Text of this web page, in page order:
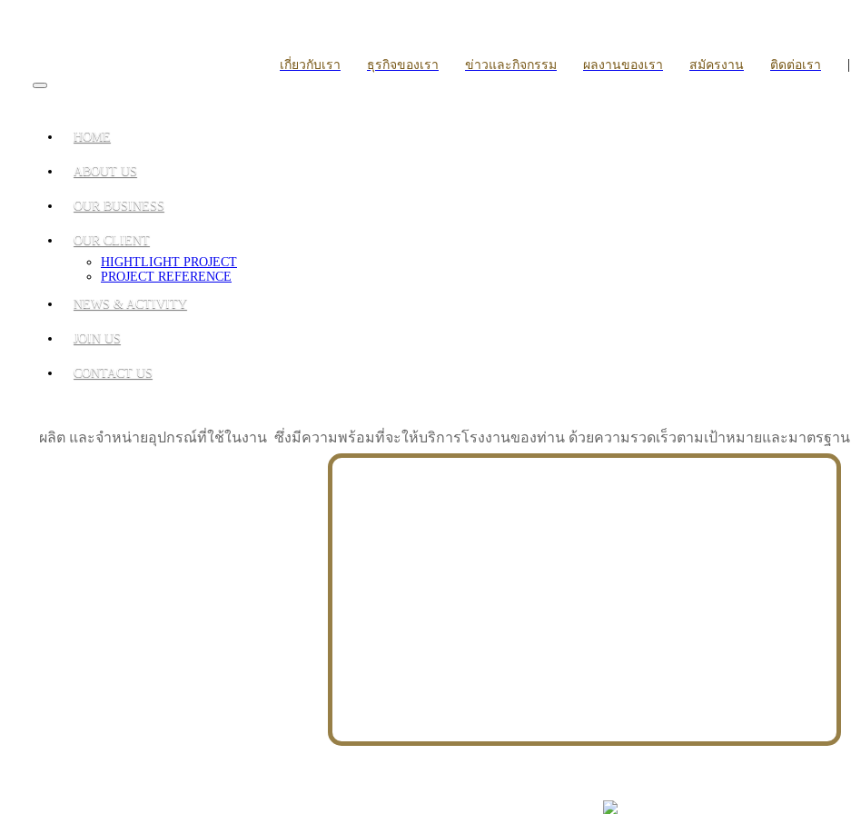
เกี่ยวกับเรา ธุรกิจของเรา ข่าวและกิจกรรม ผลงานของเรา สมัครงาน ติดต่อเรา |
HOME
ABOUT US
OUR BUSINESS
OUR CLIENT
HIGHTLIGHT PROJECT
PROJECT REFERENCE
NEWS & ACTIVITY
JOIN US
CONTACT US
ผลิต และจำหน่ายอุปกรณ์ที่ใช้ในงาน ซึ่งมีความพร้อมที่จะให้บริการโรงงานของท่าน ด้วยความรวดเร็วตามเป้าหมายและมาตรฐาน